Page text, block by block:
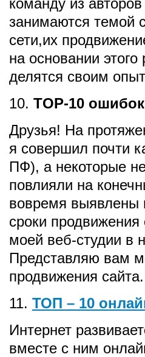
команду из
занимаются темой
сети,их
на основании
делятся своим
10. TOP-10
Друзья! На
я совершил почти
ПФ), а некоторые
повлияли на
вовремя выявлены
сроки
моей веб-студии в
Представляю вам
продвижения сайта.
11. ТОП – 10
Интернет
вместе с ним